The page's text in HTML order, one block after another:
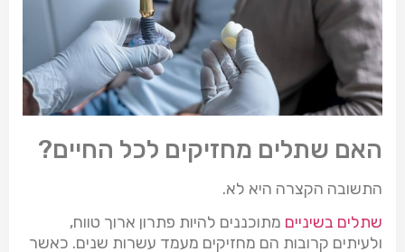
האם שתלים מחזיקים לכל החיים?
התשובה הקצרה היא לא.
שתלים בשיניים מתוכננים להיות פתרון ארוך טווח,
ולעיתים קרובות הם מחזיקים מעמד עשרות שנים. כאשר